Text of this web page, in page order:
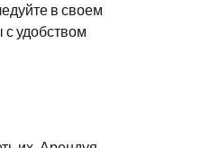
в своем
удобством